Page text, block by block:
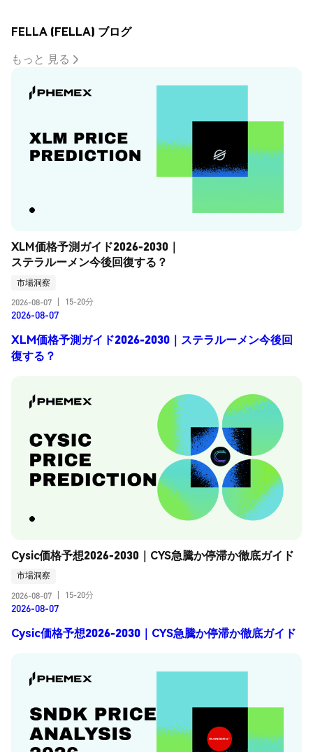
FELLA (FELLA) ブログ
もっと 見る
XLM価格予測ガイド2026-2030｜
ステラルーメン今後回復する？
市場洞察
2026-08-07
15-20分
2026-08-07
XLM価格予測ガイド2026-2030｜ステラルーメン今後回
復する？
Cysic価格予想2026-2030｜CYS急騰か停滞か徹底ガイド
市場洞察
2026-08-07
15-20分
2026-08-07
Cysic価格予想2026-2030｜CYS急騰か停滞か徹底ガイド